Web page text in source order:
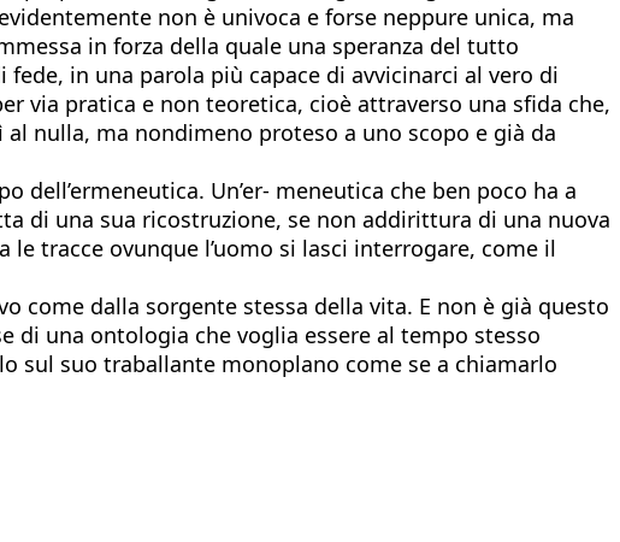
non è univoca e forse neppure unica, ma
in forza della quale una speranza del tutto
in una parola più capace di avvicinarci al vero di
via pratica e non teoretica, cioè attraverso una sfida che,
nulla, ma nondimeno proteso a uno scopo e già da
Un’er- meneutica che ben poco ha a
di una sua ricostruzione, se non addirittura di una nuova
tracce ovunque l’uomo si lasci interrogare, come il
come dalla sorgente stessa della vita. E non è già questo
di una ontologia che voglia essere al tempo stesso
sul suo traballante monoplano come se a chiamarlo